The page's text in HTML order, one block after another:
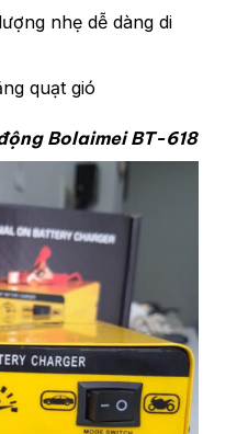
nhẹ dễ dàng di
quạt gió
Bolaimei BT-618